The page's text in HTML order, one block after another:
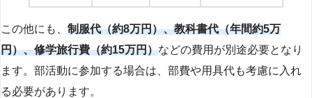
この他にも、 制服代（約8万円）、教科書代（年間約5万
円）、修学旅行費（約15万円）などの費用が別途必要となり
ます。部活動に参加する場合は、部費や用具代も考慮に入れ
る必要があります。